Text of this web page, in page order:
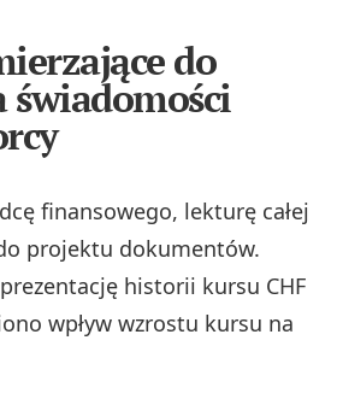
do
finansowego, lekturę całej
projektu dokumentów.
historii kursu CHF
wpływ wzrostu kursu na